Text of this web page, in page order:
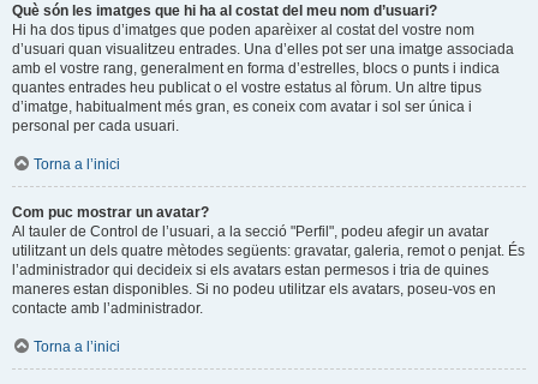
Què són les imatges que hi ha al costat del meu nom d’usuari?
Hi ha dos tipus d’imatges que poden aparèixer al costat del vostre nom
d’usuari quan visualitzeu entrades. Una d’elles pot ser una imatge associada
amb el vostre rang, generalment en forma d’estrelles, blocs o punts i indica
quantes entrades heu publicat o el vostre estatus al fòrum. Un altre tipus
d’imatge, habitualment més gran, es coneix com avatar i sol ser única i
personal per cada usuari.
Torna a l’inici
Com puc mostrar un avatar?
Al tauler de Control de l’usuari, a la secció "Perfil", podeu afegir un avatar
utilitzant un dels quatre mètodes següents: gravatar, galeria, remot o penjat. És
l’administrador qui decideix si els avatars estan permesos i tria de quines
maneres estan disponibles. Si no podeu utilitzar els avatars, poseu-vos en
contacte amb l’administrador.
Torna a l’inici